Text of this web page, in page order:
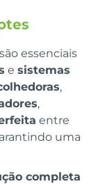
essenciais
e sistemas
,
,
entre
uma
completa